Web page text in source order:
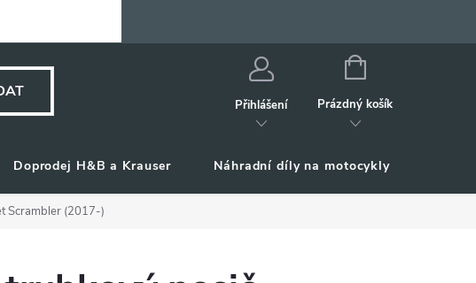
Přihlášení
NÁKUPNÍ
Prázdný košík
Doprodej H&B a Krauser Náhradní díly na motocykly
Scrambler (2017-)